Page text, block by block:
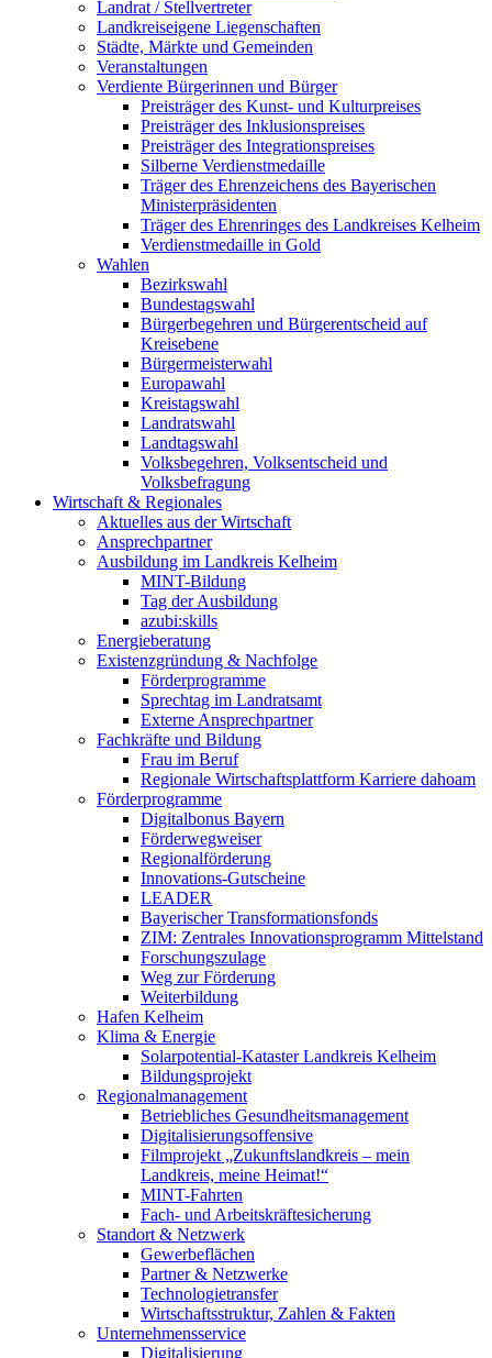
Landrat / Stellvertreter
Landkreiseigene Liegenschaften
Städte, Märkte und Gemeinden
Veranstaltungen
Verdiente Bürgerinnen und Bürger
Preisträger des Kunst- und Kulturpreises
Preisträger des Inklusionspreises
Preisträger des Integrationspreises
Silberne Verdienstmedaille
Träger des Ehrenzeichens des Bayerischen
Ministerpräsidenten
Träger des Ehrenringes des Landkreises Kelheim
Verdienstmedaille in Gold
Wahlen
Bezirkswahl
Bundestagswahl
Bürgerbegehren und Bürgerentscheid auf
Kreisebene
Bürgermeisterwahl
Europawahl
Kreistagswahl
Landratswahl
Landtagswahl
Volksbegehren, Volksentscheid und
Volksbefragung
Wirtschaft & Regionales
Aktuelles aus der Wirtschaft
Ansprechpartner
Ausbildung im Landkreis Kelheim
MINT-Bildung
Tag der Ausbildung
azubi:skills
Energieberatung
Existenzgründung & Nachfolge
Förderprogramme
Sprechtag im Landratsamt
Externe Ansprechpartner
Fachkräfte und Bildung
Frau im Beruf
Regionale Wirtschaftsplattform Karriere dahoam
Förderprogramme
Digitalbonus Bayern
Förderwegweiser
Regionalförderung
Innovations-Gutscheine
LEADER
Bayerischer Transformationsfonds
ZIM: Zentrales Innovationsprogramm Mittelstand
Forschungszulage
Weg zur Förderung
Weiterbildung
Hafen Kelheim
Klima & Energie
Solarpotential-Kataster Landkreis Kelheim
Bildungsprojekt
Regionalmanagement
Betriebliches Gesundheitsmanagement
Digitalisierungsoffensive
Filmprojekt „Zukunftslandkreis – mein
Landkreis, meine Heimat!“
MINT-Fahrten
Fach- und Arbeitskräftesicherung
Standort & Netzwerk
Gewerbeflächen
Partner & Netzwerke
Technologietransfer
Wirtschaftsstruktur, Zahlen & Fakten
Unternehmensservice
Digitalisierung